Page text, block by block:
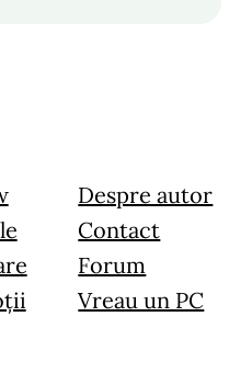
Despre autor
Contact
Forum
Vreau un PC